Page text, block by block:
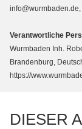
Verantwortliche
Wurmbaden Inh.
Brandenburg,
https://
DIESER